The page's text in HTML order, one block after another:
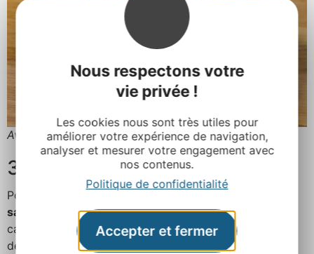
Nous respectons votre
vie privée !
Les cookies nous sont très utiles pour
améliorer votre expérience de navigation,
analyser et mesurer votre engagement avec
nos contenus.
Politique de confidentialité
Accepter et fermer
Avec des morceaux de pascade
3. Un peu de couleur
Pour équilibrer le repas et égayer votre boîte, une
salade agrémentée de divers légumes du moment
carottes en hiver, poivrons ou tomates en été… A vous
de laisser votre imagination s’exprimer.